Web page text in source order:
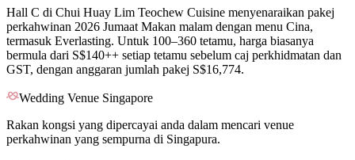
Hall C di Chui Huay Lim Teochew Cuisine menyenaraikan pakej
perkahwinan 2026 Jumaat Makan malam dengan menu Cina,
termasuk Everlasting. Untuk 100–360 tetamu, harga biasanya
bermula dari S$140++ setiap tetamu sebelum caj perkhidmatan dan
GST, dengan anggaran jumlah pakej S$16,774.
Wedding Venue Singapore
Rakan kongsi yang dipercayai anda dalam mencari venue
perkahwinan yang sempurna di Singapura.